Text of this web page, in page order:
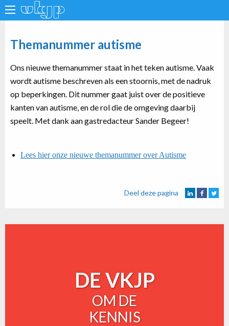
Themanummer autisme
Ons nieuwe themanummer staat in het teken autisme. Vaak
wordt autisme beschreven als een stoornis, met de nadruk
op beperkingen. Dit nummer gaat juist over de positieve
kanten van autisme, en de rol die de omgeving daarbij
speelt. Met dank aan gastredacteurSander Begeer!
Lees hier onze nieuwe themanummer over Autisme
Deel deze pagina
DE VKJP
OM DE
KENNIS